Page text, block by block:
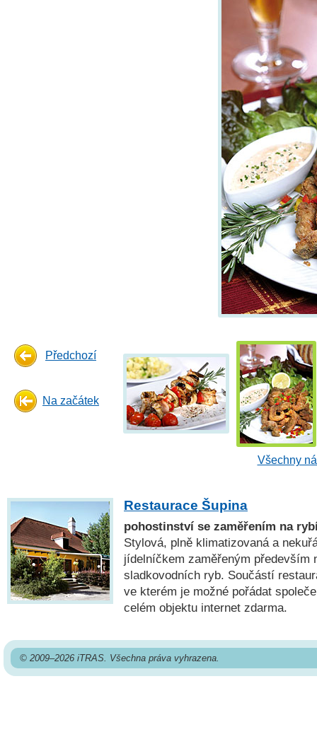
Předchozí
Na začátek
Všechny
Restaurace Šupina
pohostinství se zaměřením na
Stylová, plně klimatizovaná a
jídelníčkem zaměřeným především
sladkovodních ryb. Součástí
ve kterém je možné pořádat
celém objektu internet zdarma.
© 2009–2026 iTRAS. Všechna práva vyhrazena.